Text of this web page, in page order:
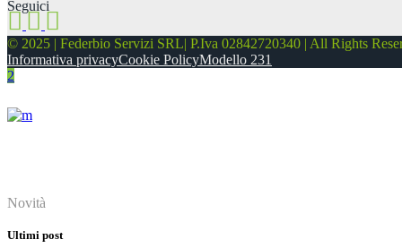
Seguici
© 2025 | Federbio Servizi SRL| P.Iva 02842720340 | All Rights
Informativa privacyCookie PolicyModello 231
Novità
Ultimi post